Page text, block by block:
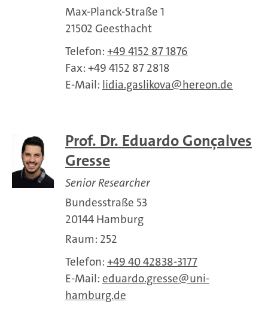
Max-Planck-Straße 1
21502 Geesthacht
Telefon: +49 4152 87 1876
Fax: +49 4152 87 2818
E-Mail: lidia.gaslikova hereon.de
Prof. Dr. Eduardo Gonçalves
Gresse
Senior Researcher
Bundesstraße 53
20144 Hamburg
Raum: 252
Telefon: +49 40 42838-3177
E-Mail: eduardo.gresse
uni-
hamburg.de